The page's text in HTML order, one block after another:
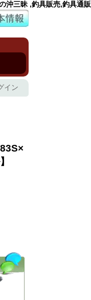
沖三昧 ,釣具販売,釣具通販
イン